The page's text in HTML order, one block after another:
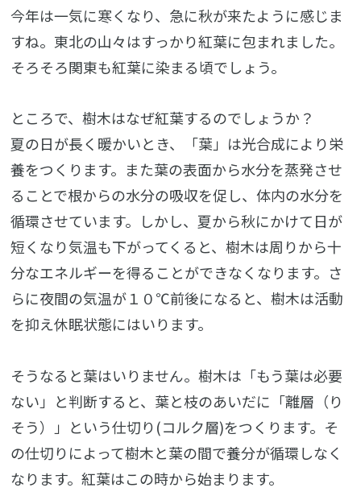
今年は一気に寒くなり、急に秋が来たように感じま
すね。東北の山々はすっかり紅葉に包まれました。
そろそろ関東も紅葉に染まる頃でしょう。
ところで、樹木はなぜ紅葉するのでしょうか？
夏の日が長く暖かいとき、「葉」は光合成により栄
養をつくります。また葉の表面から水分を蒸発させ
ることで根からの水分の吸収を促し、体内の水分を
循環させています。しかし、夏から秋にかけて日が
短くなり気温も下がってくると、樹木は周りから十
分なエネルギーを得ることができなくなります。さ
らに夜間の気温が１０℃前後になると、樹木は活動
を抑え休眠状態にはいります。
そうなると葉はいりません。樹木は「もう葉は必要
ない」と判断すると、葉と枝のあいだに「離層（り
そう）」という仕切り(コルク層)をつくります。そ
の仕切りによって樹木と葉の間で養分が循環しなく
なります。紅葉はこの時から始まります。